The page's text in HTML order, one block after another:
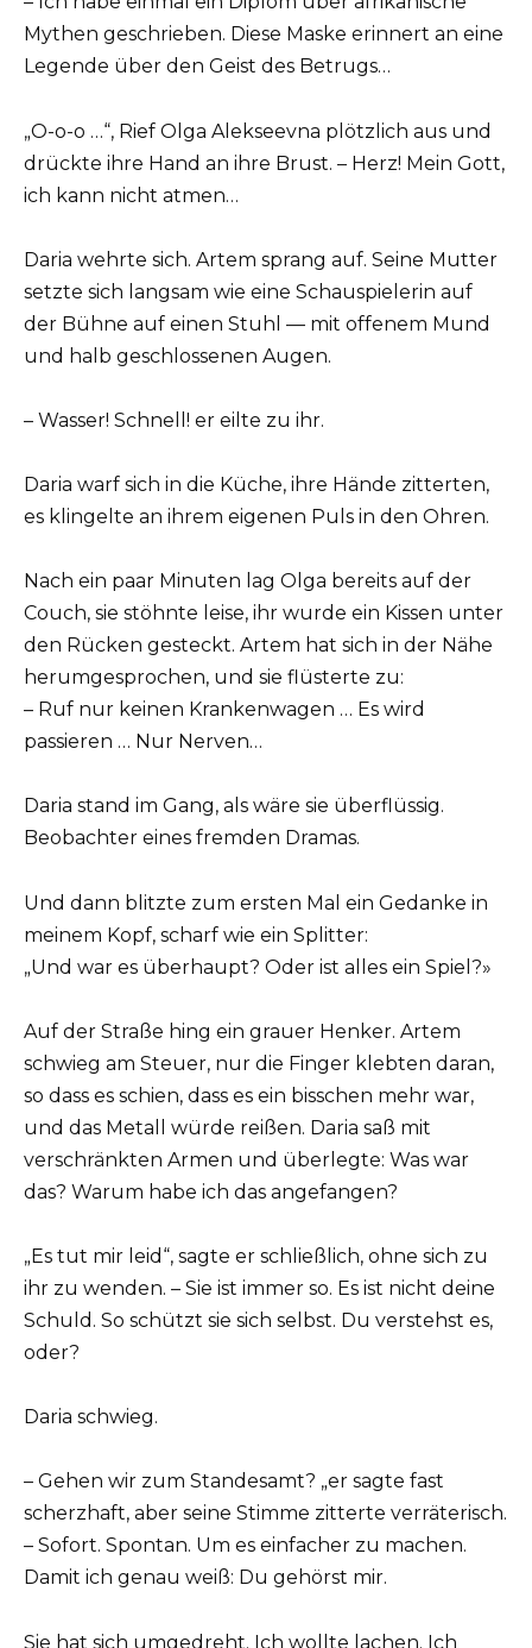
Mythen geschrieben. Diese Maske erinnert an eine
Legende über den Geist des Betrugs…
„O-o-o …“, Rief Olga Alekseevna plötzlich aus und
drückte ihre Hand an ihre Brust. – Herz! Mein Gott,
ich kann nicht atmen…
Daria wehrte sich. Artem sprang auf. Seine Mutter
setzte sich langsam wie eine Schauspielerin auf
der Bühne auf einen Stuhl — mit offenem Mund
und halb geschlossenen Augen.
– Wasser! Schnell! er eilte zu ihr.
Daria warf sich in die Küche, ihre Hände zitterten,
es klingelte an ihrem eigenen Puls in den Ohren.
Nach ein paar Minuten lag Olga bereits auf der
Couch, sie stöhnte leise, ihr wurde ein Kissen unter
den Rücken gesteckt. Artem hat sich in der Nähe
herumgesprochen, und sie flüsterte zu:
– Ruf nur keinen Krankenwagen … Es wird
passieren … Nur Nerven…
Daria stand im Gang, als wäre sie überflüssig.
Beobachter eines fremden Dramas.
Und dann blitzte zum ersten Mal ein Gedanke in
meinem Kopf, scharf wie ein Splitter:
„Und war es überhaupt? Oder ist alles ein Spiel?»
Auf der Straße hing ein grauer Henker. Artem
schwieg am Steuer, nur die Finger klebten daran,
so dass es schien, dass es ein bisschen mehr war,
und das Metall würde reißen. Daria saß mit
verschränkten Armen und überlegte: Was war
das? Warum habe ich das angefangen?
„Es tut mir leid“, sagte er schließlich, ohne sich zu
ihr zu wenden. – Sie ist immer so. Es ist nicht deine
Schuld. So schützt sie sich selbst. Du verstehst es,
oder?
Daria schwieg.
– Gehen wir zum Standesamt? „er sagte fast
scherzhaft, aber seine Stimme zitterte verräterisch.
– Sofort. Spontan. Um es einfacher zu machen.
Damit ich genau weiß: Du gehörst mir.
Sie hat sich umgedreht. Ich wollte lachen. Ich